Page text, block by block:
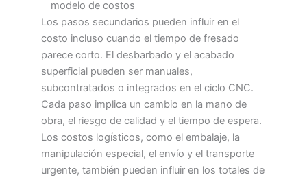
modelo de costos
Los pasos secundarios pueden influir en el
costo incluso cuando el tiempo de fresado
parece corto. El desbarbado y el acabado
superficial pueden ser manuales,
subcontratados o integrados en el ciclo CNC.
Cada paso implica un cambio en la mano de
obra, el riesgo de calidad y el tiempo de espera.
Los costos logísticos, como el embalaje, la
manipulación especial, el envío y el transporte
urgente, también pueden influir en los totales de